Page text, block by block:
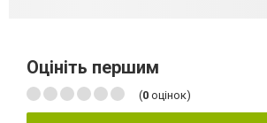
Оцініть першим
(0 оцінок)